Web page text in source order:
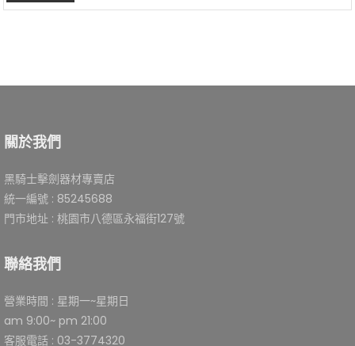
關於我們
黑騎士擊劍器材專賣店
統一編號 : 85245688
門市地址 : 桃園市八德區永福街127號
聯絡我們
營業時間 : 星期一~星期日
am 9:00~ pm 21:00
客服電話 : 03-3774320